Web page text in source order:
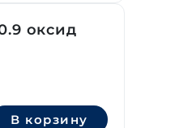
оксид
В корзину